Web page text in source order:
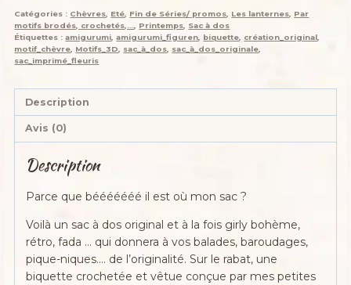
chèvre
",
"Gourmand
printanière",jean,
coton
imprimés,simili....
,
Taille
moyenne
Catégories : Chèvres, Eté, Fin de Séries/ promos, Les lanternes, Par
motifs brodés, crochetés,..., Printemps, Sac à dos
Étiquettes :amigurumi,amigurumi_figuren, biquette, création_original,
motif_chèvre, Motifs_3D, sac_à_dos, sac_à_dos_originale,
sac_imprimé_fleuris
Description
Avis (0)
Description
Parce que bééééééé il est où mon sac ?
Voilà un sac à dos original et à la fois girly bohème,
rétro, fada … qui donnera à vos balades, baroudages,
pique-niques…. de l’originalité. Sur le rabat, une
biquette crochetée et vêtue conçue par mes petites